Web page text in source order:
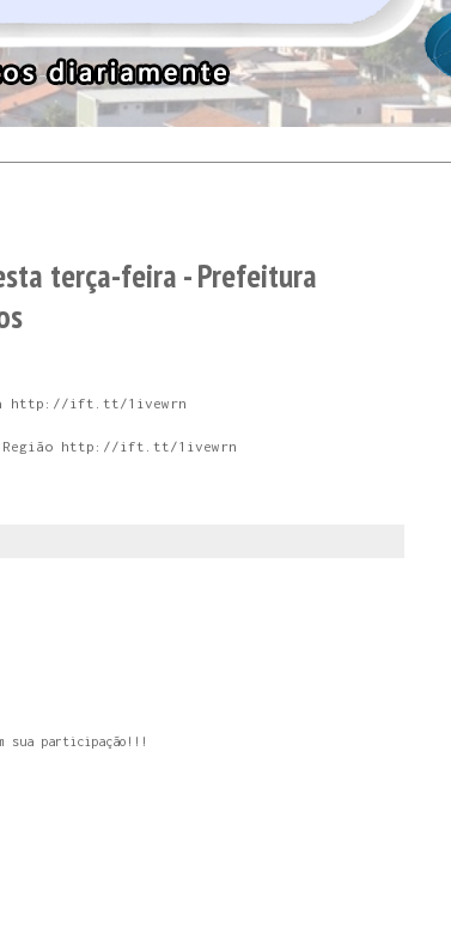
terça-feira - Prefeitura
http://ift.tt/1ivewrn
e Região http://ift.tt/1ivewrn
sua participação!!!